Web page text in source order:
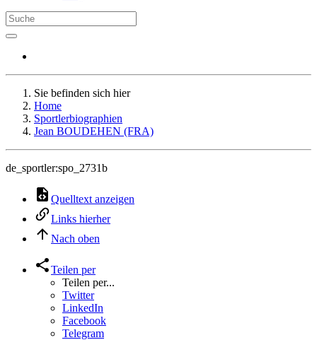
Sie befinden sich hier
Home
Sportlerbiographien
Jean BOUDEHEN (FRA)
de_sportler:spo_2731b
Quelltext anzeigen
Links hierher
Nach oben
Teilen per
Teilen per...
Twitter
LinkedIn
Facebook
Telegram